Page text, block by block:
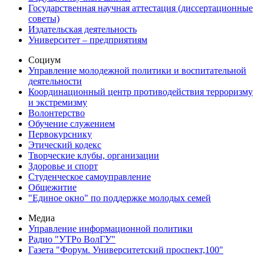
Государственная научная аттестация (диссертационные
советы)
Издательская деятельность
Университет – предприятиям
Социум
Управление молодежной политики и воспитательной
деятельности
Координационный центр противодействия терроризму
и экстремизму
Волонтерство
Обучение служением
Первокурснику
Этический кодекс
Творческие клубы, организации
Здоровье и спорт
Студенческое самоуправление
Общежитие
"Единое окно" по поддержке молодых семей
Медиа
Управление информационной политики
Радио "УТРо ВолГУ"
Газета "Форум. Университетский проспект,100"